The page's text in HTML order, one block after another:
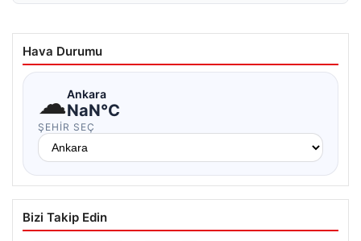
Hava Durumu
☁Ankara
NaN°C
ŞEHIR SEÇ
Bizi Takip Edin